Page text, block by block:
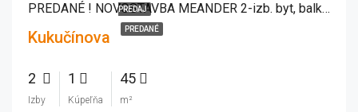
PREDAJ
PREDANÉ
PREDANÉ ! NOVOSTAVBA MEANDER 2-izb. byt, balkón, lódžia, zariadený
Kukučínova
2
Izby
1
Kúpeľňa
45
m²